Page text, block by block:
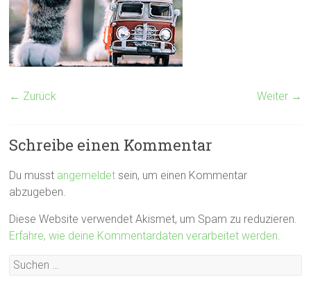
← Zurück Weiter →
Schreibe einen Kommentar
Du musst angemeldet sein, um einen Kommentar
abzugeben.
Diese Website verwendet Akismet, um Spam zu reduzieren.
Erfahre, wie deine Kommentardaten verarbeitet werden.